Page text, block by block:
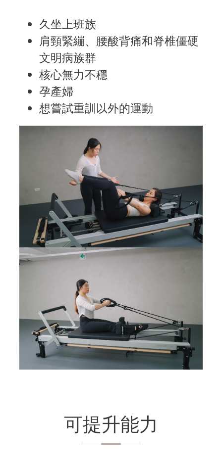
久坐上班族
肩頸緊繃、腰酸背痛和脊椎僵硬
文明病族群
核心無力不穩
孕產婦
想嘗試重訓以外的運動
可提升能力